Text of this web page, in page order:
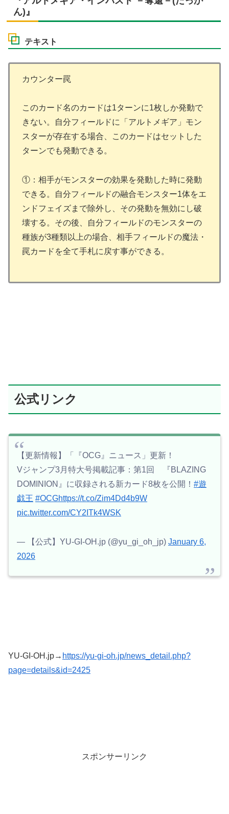
ん)』
テキスト
カウンター罠
このカード名のカードは1ターンに1枚しか発動で
きない。自分フィールドに「アルトメギア」モン
スターが存在する場合、このカードはセットした
ターンでも発動できる。
①：相手がモンスターの効果を発動した時に発動
できる。自分フィールドの融合モンスター1体をエ
ンドフェイズまで除外し、その発動を無効にし破
壊する。その後、自分フィールドのモンスターの
種族が3種類以上の場合、相手フィールドの魔法・
罠カードを全て手札に戻す事ができる。
公式リンク
【更新情報】「『OCG』ニュース」更新！
Vジャンプ3月特大号掲載記事：第1回 『BLAZING
DOMINION』に収録される新カード8枚を公開！ #遊
戯王 #OCGhttps://t.co/Zim4Dd4b9W
pic.twitter.com/CY2ITk4WSK
— 【公式】YU-GI-OH.jp (@yu_gi_oh_jp) January 6,
2026
YU-GI-OH.jp→ https://yu-gi-oh.jp/news_detail.php?
page=details&id=2425
スポンサーリンク